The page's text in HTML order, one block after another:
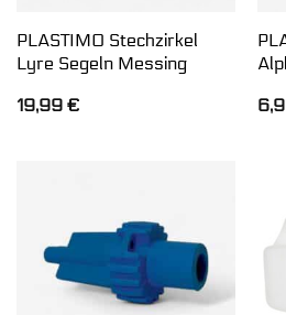
PLASTIMO Stechzirkel
Lyre Segeln Messing
19,99 €